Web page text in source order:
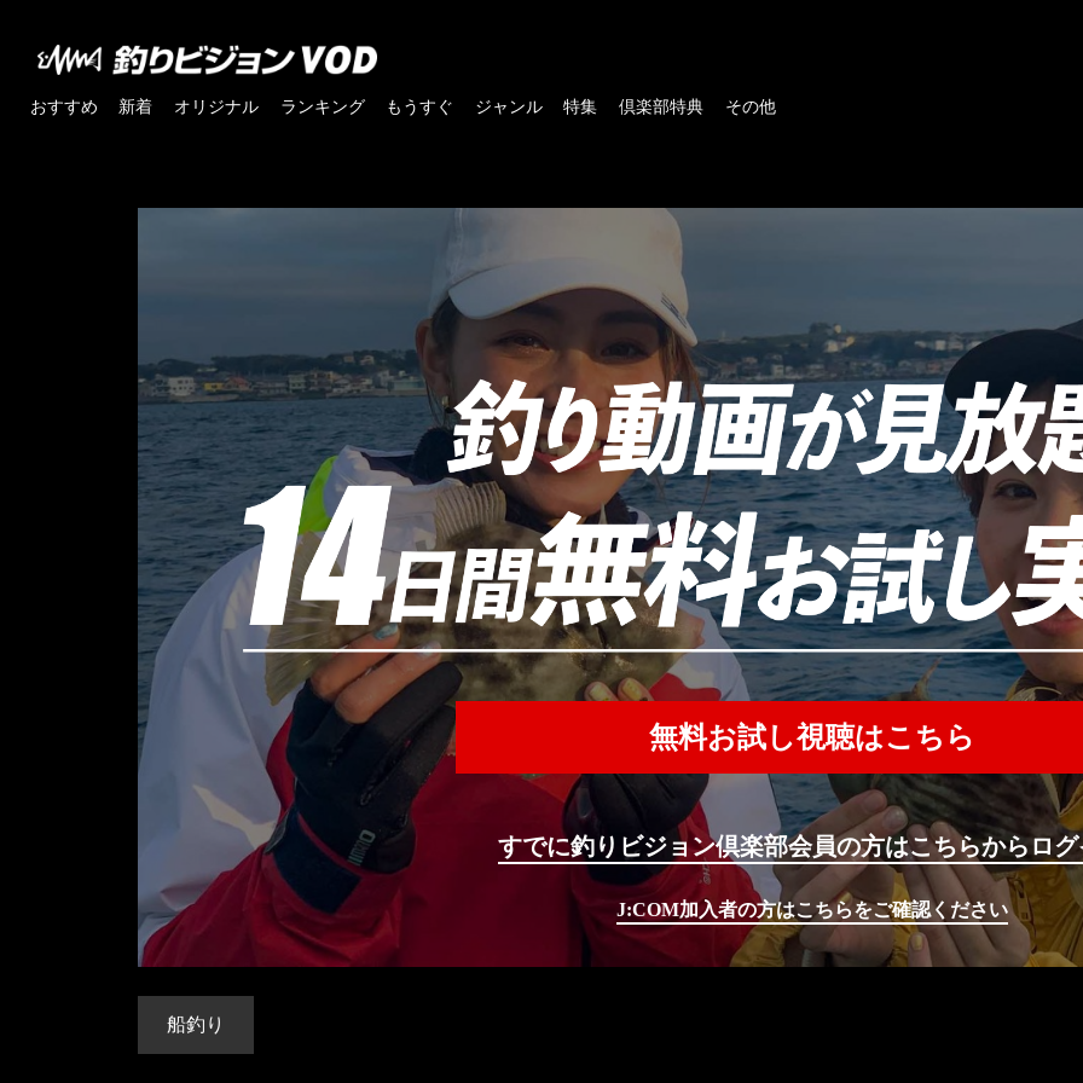
おすすめ 新着 オリジナル ランキング もうすぐ ジャンル 特集 倶楽部特典 その他
無料お試し視聴はこちら
すでに釣りビジョン倶楽部会員の方はこちらからロ
J:COM加入者の方はこちらをご確認ください
船釣り